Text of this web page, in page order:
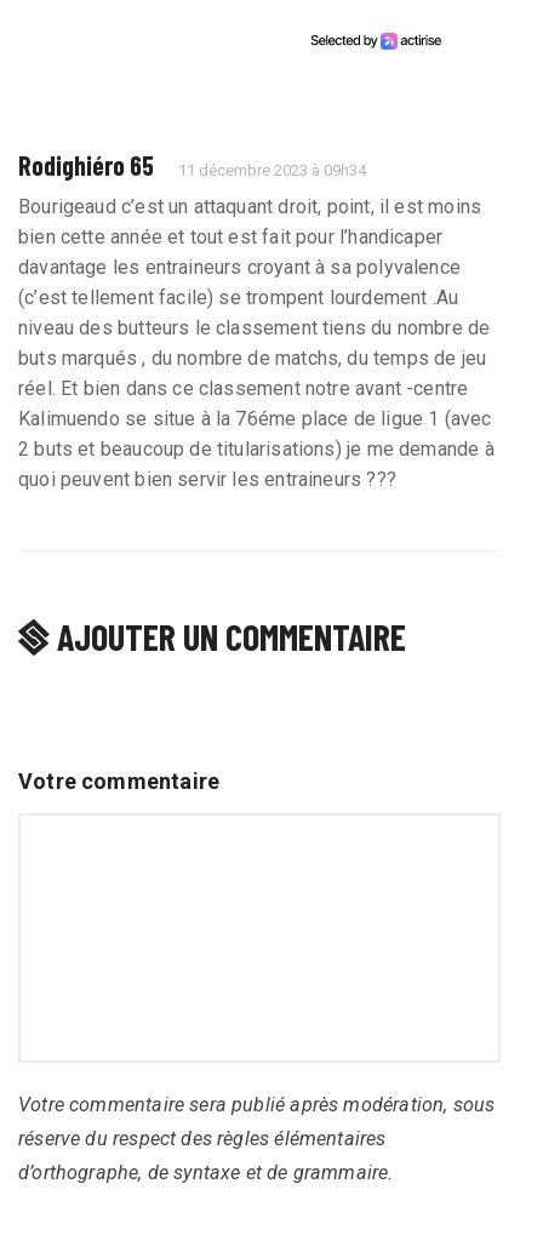
Rodighiéro 65 11 décembre 2023 à 09h34
Bourigeaud c’est un attaquant droit, point, il est moins
bien cette année et tout est fait pour l’handicaper
davantage les entraineurs croyant à sa polyvalence
(c’est tellement facile) se trompent lourdement .Au
niveau des butteurs le classement tiens du nombre de
buts marqués , du nombre de matchs, du temps de jeu
réel. Et bien dans ce classement notre avant -centre
Kalimuendo se situe à la 76éme place de ligue 1 (avec
2 buts et beaucoup de titularisations) je me demande à
quoi peuvent bien servir les entraineurs ???
AJOUTER UN COMMENTAIRE
Votre commentaire
Votre commentaire sera publié après modération, sous
réserve du respect des règles élémentaires
d’orthographe, de syntaxe et de grammaire.